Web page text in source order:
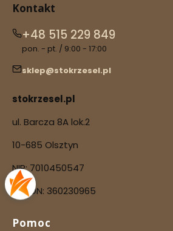
Kontakt
+48 515 229 849
pon. - pt. / 9:00 - 17:00
sklep@stokrzesel.pl
stokrzesel.pl
ul. Barcza 8A lok.2
10-685 Olsztyn
NIP: 7010450547
REGON: 360230965
Linki w stopce
Pomoc